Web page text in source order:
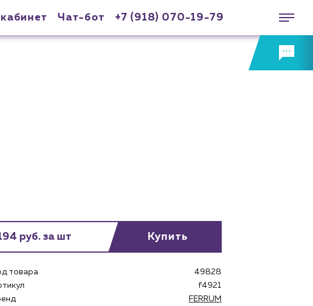
Чат-бот +7 (918) 070-19-79
руб. за шт Купить
товара
49828
f4921
FERRUM